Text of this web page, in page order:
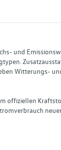
und
Witterungs-
offiziellen